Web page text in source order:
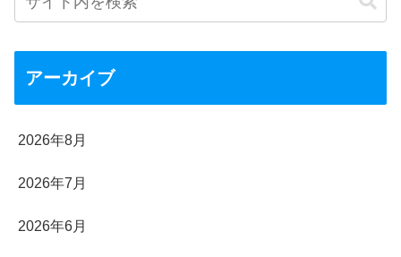
アーカイブ
2026年8月
2026年7月
2026年6月